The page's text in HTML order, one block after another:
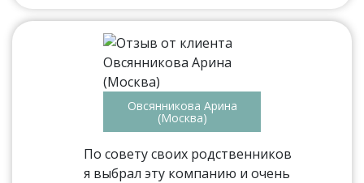
Овсянникова Арина
(Москва)
По совету своих родственников
я выбрал эту компанию и очень